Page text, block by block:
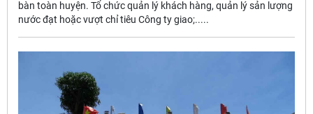
bàn toàn huyện. Tổ chức quản lý khách hàng, quản lý sản lượng
nước đạt hoặc vượt chỉ tiêu Công ty giao;.....